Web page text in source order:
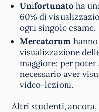
Unifortunato ha
60% di
ogni singolo esame.
Mercatorum
visualizzazione
maggiore: per poter
necessario aver
video-lezioni.
Altri studenti,